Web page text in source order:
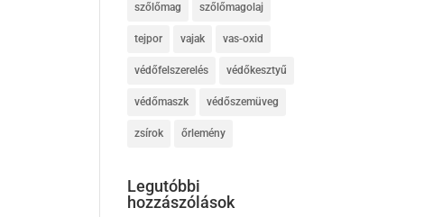
szőlőmag szőlőmagolaj
tejpor vajak vas-oxid
védőfelszerelés védőkesztyű
védőmaszk védőszemüveg
zsírok őrlemény
Legutóbbi
hozzászólások